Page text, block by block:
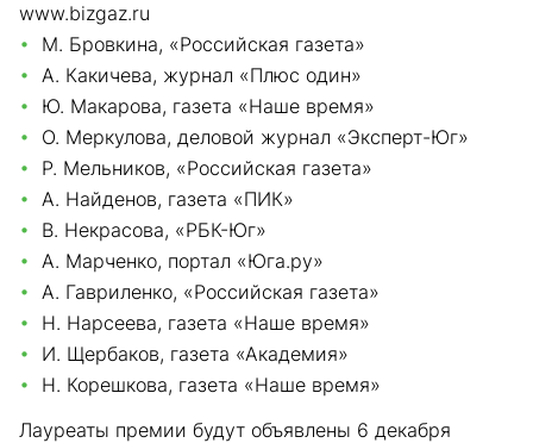
www.bizgaz.ru
М. Бровкина, «Российская газета»
А. Какичева, журнал «Плюс один»
Ю. Макарова, газета «Наше время»
О. Меркулова, деловой журнал «Эксперт-Юг»
Р. Мельников, «Российская газета»
А. Найденов, газета «ПИК»
В. Некрасова, «РБК-Юг»
А. Марченко, портал «Юга.ру»
А. Гавриленко, «Российская газета»
Н. Нарсеева, газета «Наше время»
И. Щербаков, газета «Академия»
Н. Корешкова, газета «Наше время»
Лауреаты премии будут объявлены 6 декабря